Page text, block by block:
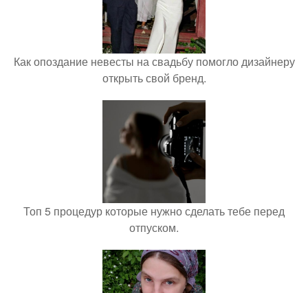
Как опоздание невесты на свадьбу помогло дизайнеру
открыть свой бренд.
Топ 5 процедур которые нужно сделать тебе перед
отпуском.